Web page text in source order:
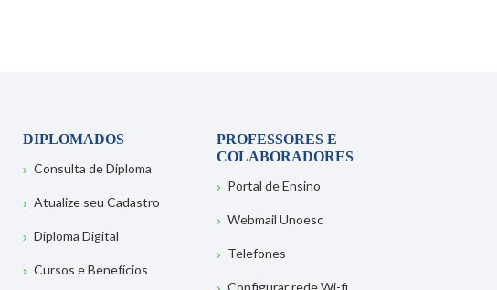
DIPLOMADOS
Consulta de Diploma
Atualize seu Cadastro
Diploma Digital
Cursos e Benefícios
PROFESSORES E
COLABORADORES
Portal de Ensino
Webmail Unoesc
Telefones
Configurar rede Wi-fi